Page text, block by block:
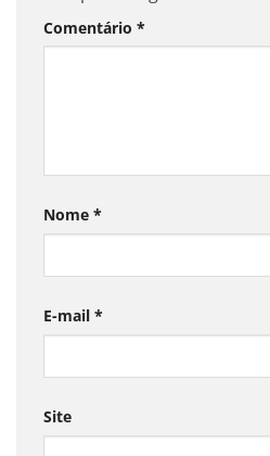
Comentário *
Nome *
E-mail *
Site